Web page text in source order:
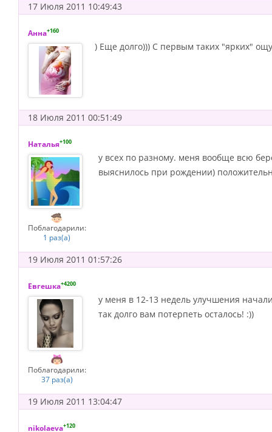
17 Июля 2011 10:49:43
Анна+160
) Еще долго))) С первым таких "ярких"
18 Июля 2011 00:51:49
Наталья+100
Поблагодарили:
1 раз(а)
у всех по разному. меня вообще всю
выяснилось при рождении)
19 Июля 2011 01:57:26
Евгешка+4200
Поблагодарили:
37 раз(а)
у меня в 12-13 недель улучшения
так долго вам потерпеть осталось! :))
19 Июля 2011 13:04:47
nikolaeva+120